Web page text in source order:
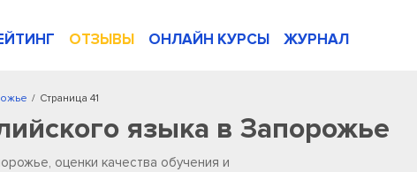
ОТЗЫВЫ ОНЛАЙН КУРСЫ ЖУРНАЛ
/ Страница 41
языка в Запорожье
оценки качества обучения и